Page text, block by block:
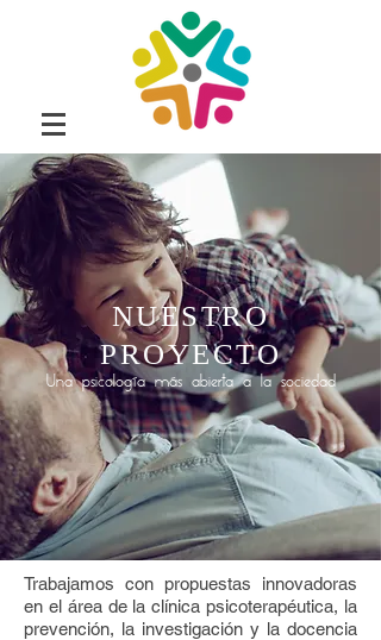
NUESTRO
PROYECTO
Una psicología más abierta a la sociedad
Trabajamos con propuestas innovadoras
en el área de la clínica psicoterapéutica, la
prevención, la investigación y la docencia